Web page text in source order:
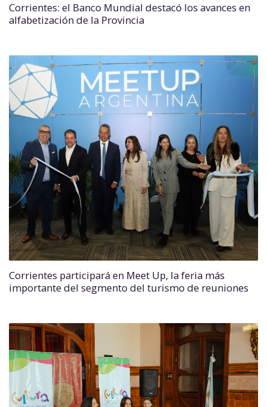
Corrientes: el Banco Mundial destacó los avances en
alfabetización de la Provincia
Corrientes participará en Meet Up, la feria más
importante del segmento del turismo de reuniones